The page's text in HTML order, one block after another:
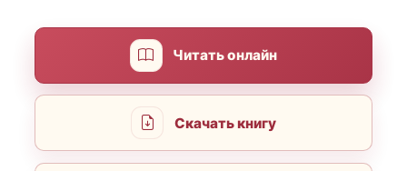
Читать онлайн
Скачать книгу